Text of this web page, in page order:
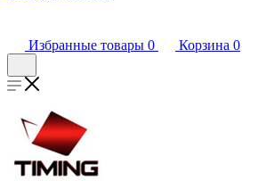
Избранные товары 0 Корзина 0